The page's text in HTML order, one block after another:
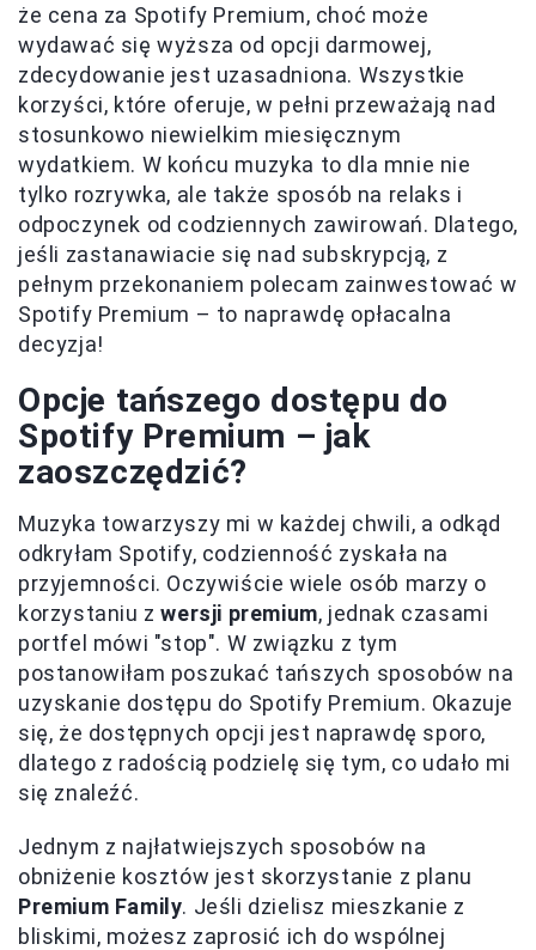
że cena za Spotify Premium, choć może
wydawać się wyższa od opcji darmowej,
zdecydowanie jest uzasadniona. Wszystkie
korzyści, które oferuje, w pełni przeważają nad
stosunkowo niewielkim miesięcznym
wydatkiem. W końcu muzyka to dla mnie nie
tylko rozrywka, ale także sposób na relaks i
odpoczynek od codziennych zawirowań. Dlatego,
jeśli zastanawiacie się nad subskrypcją, z
pełnym przekonaniem polecam zainwestować w
Spotify Premium – to naprawdę opłacalna
decyzja!
Opcje tańszego dostępu do
Spotify Premium – jak
zaoszczędzić?
Muzyka towarzyszy mi w każdej chwili, a odkąd
odkryłam Spotify, codzienność zyskała na
przyjemności. Oczywiście wiele osób marzy o
korzystaniu zwersji premium, jednak czasami
portfel mówi "stop". W związku z tym
postanowiłam poszukać tańszych sposobów na
uzyskanie dostępu do Spotify Premium. Okazuje
się, że dostępnych opcji jest naprawdę sporo,
dlatego z radością podzielę się tym, co udało mi
się znaleźć.
Jednym z najłatwiejszych sposobów na
obniżenie kosztów jest skorzystanie z planu
Premium Family. Jeśli dzielisz mieszkanie z
bliskimi, możesz zaprosić ich do wspólnej